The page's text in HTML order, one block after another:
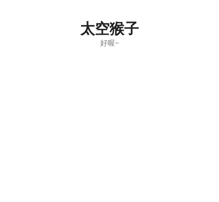
太空猴子
好喔~